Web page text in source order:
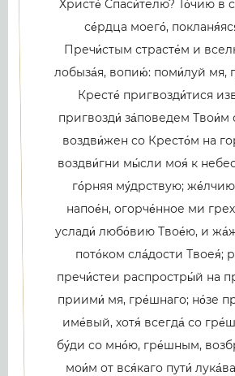
Христе́ Спаси́телю? То́чию в
се́рдца моего́,
Пречи́стым страсте́м и
лобыза́я, вопию́: поми́луй мя,
Кресте́ пригвозди́тися
пригвозди́ за́поведем Твои́м
воздви́жен со Кресто́м на
воздви́гни мы́сли моя́ к
го́рняя му́дрствую;
напое́н, огорче́нное ми
услади́ любо́вию Твое́ю, и
пото́ком сла́дости Твоея́;
пречи́стеи распростры́й на
приими́ мя, гре́шнаго; но́зе
име́вый, хотя́ всегда́ со
бу́ди со мно́ю, гре́шным,
мои́м от вся́каго пути́